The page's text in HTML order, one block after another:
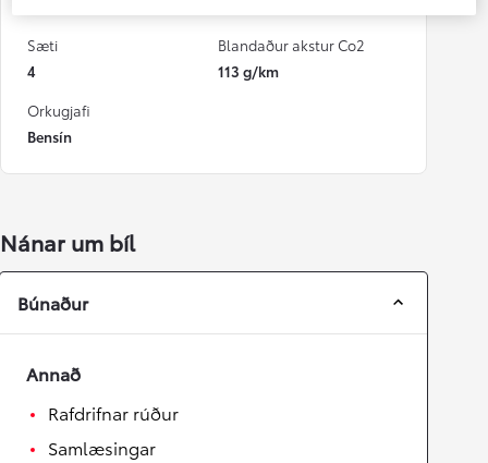
Sæti
4
Blandaður akstur Co2
113 g/km
Orkugjafi
Bensín
Nánar um bíl
Búnaður
Annað
Rafdrifnar rúður
Samlæsingar